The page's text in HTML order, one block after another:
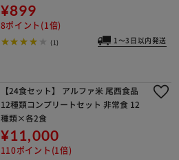
¥899
8ポイント(1倍)
(1) 1～3日以内発送
【24食セット】 アルファ米 尾西食品
12種類コンプリートセット 非常食 12
種類×各2食
¥11,000
110ポイント(1倍)